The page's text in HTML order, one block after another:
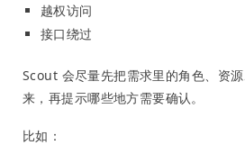
越权访问
接口绕过
Scout 会尽量先把需求里的角色、资
来，再提示哪些地方需要确认。
比如：